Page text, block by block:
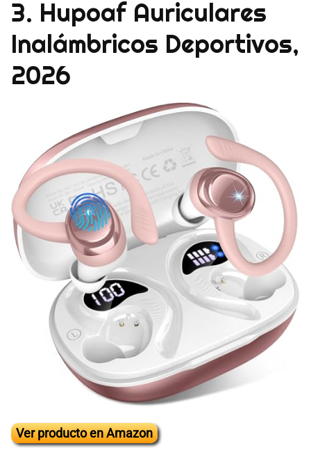
3. Hupoaf Auriculares
Inalámbricos Deportivos,
2026
Ver producto en Amazon